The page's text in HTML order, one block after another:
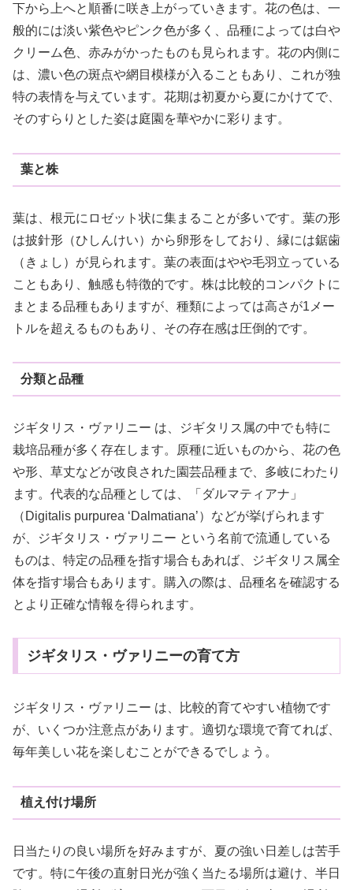
下から上へと順番に咲き上がっていきます。花の色は、一
般的には淡い紫色やピンク色が多く、品種によっては白や
クリーム色、赤みがかったものも見られます。花の内側に
は、濃い色の斑点や網目模様が入ることもあり、これが独
特の表情を与えています。花期は初夏から夏にかけてで、
そのすらりとした姿は庭園を華やかに彩ります。
葉と株
葉は、根元にロゼット状に集まることが多いです。葉の形
は披針形（ひしんけい）から卵形をしており、縁には鋸歯
（きょし）が見られます。葉の表面はやや毛羽立っている
こともあり、触感も特徴的です。株は比較的コンパクトに
まとまる品種もありますが、種類によっては高さが1メー
トルを超えるものもあり、その存在感は圧倒的です。
分類と品種
ジギタリス・ヴァリニー は、ジギタリス属の中でも特に
栽培品種が多く存在します。原種に近いものから、花の色
や形、草丈などが改良された園芸品種まで、多岐にわたり
ます。代表的な品種としては、「ダルマティアナ」
（Digitalis purpurea ‘Dalmatiana’）などが挙げられます
が、ジギタリス・ヴァリニー という名前で流通している
ものは、特定の品種を指す場合もあれば、ジギタリス属全
体を指す場合もあります。購入の際は、品種名を確認する
とより正確な情報を得られます。
ジギタリス・ヴァリニーの育て方
ジギタリス・ヴァリニー は、比較的育てやすい植物です
が、いくつか注意点があります。適切な環境で育てれば、
毎年美しい花を楽しむことができるでしょう。
植え付け場所
日当たりの良い場所を好みますが、夏の強い日差しは苦手
です。特に午後の直射日光が強く当たる場所は避け、半日